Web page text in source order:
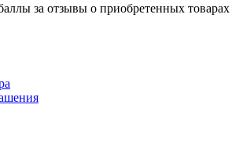
за отзывы о приобретенных товарах